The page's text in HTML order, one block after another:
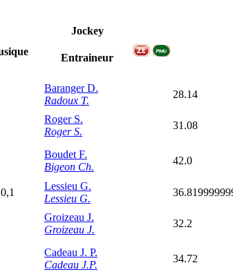
Jockey
Entraineur
Baranger D.
Radoux T.
28.14
Roger S.
Roger S.
31.08
Boudet F.
Bigeon Ch.
42.0
0,1
Lessieu G.
Lessieu G.
Groizeau J.
Groizeau J.
32.2
Cadeau J. P.
Cadeau J.P.
34.72